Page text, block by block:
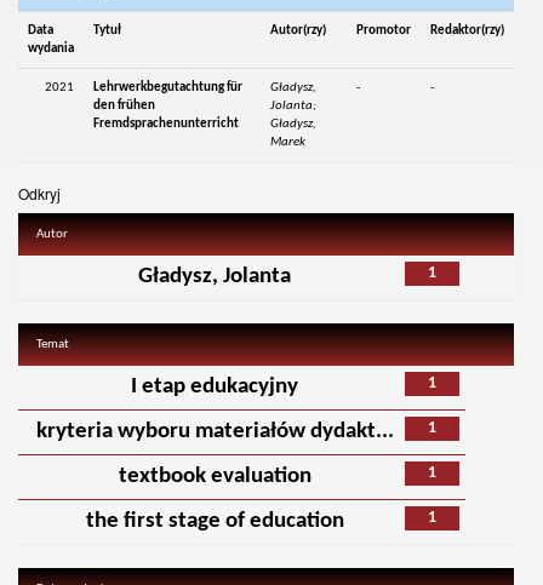
Data
wydania
Tytuł Autor(rzy) Promotor Redaktor(rzy)
2021
Lehrwerkbegutachtung für
den frühen
Fremdsprachenunterricht
Gładysz,
Jolanta;
Gładysz,
Marek
- -
Odkryj
Autor
1
Gładysz, Jolanta
Temat
1
I etap edukacyjny
1
kryteria wyboru materiałów dydakt...
1
textbook evaluation
1
the first stage of education